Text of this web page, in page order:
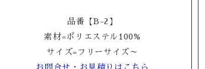
品番【B-2】
素材=ポリエステル100%
サイズ=フリーサイズ～